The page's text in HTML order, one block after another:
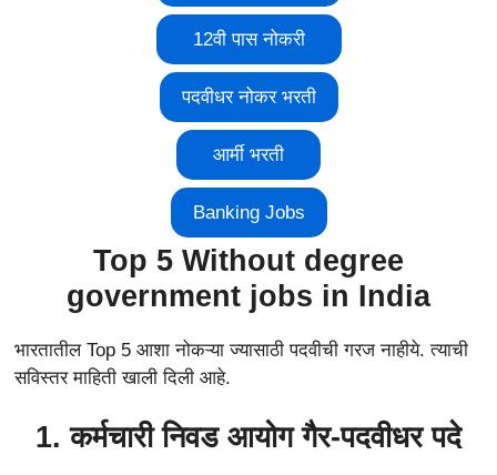
12वी पास नोकरी
पदवीधर नोकर भरती
आर्मी भरती
Banking Jobs
Top 5 Without degree
government jobs in India
भारतातील Top 5 आशा नोकऱ्या ज्यासाठी पदवीची गरज नाहीये. त्याची
सविस्तर माहिती खाली दिली आहे.
1. कर्मचारी निवड आयोग गैर-पदवीधर पदे